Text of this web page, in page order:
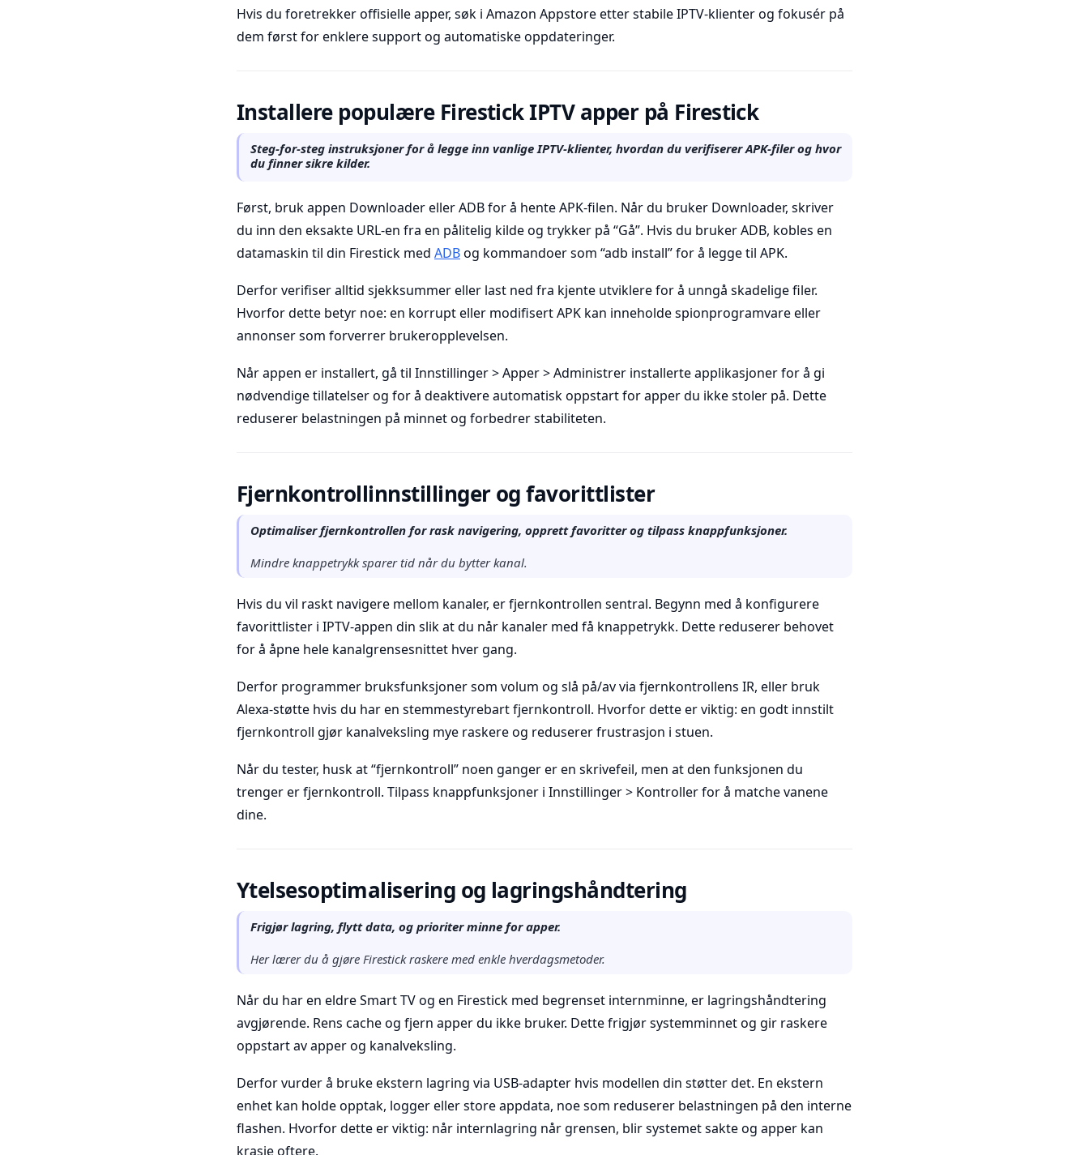
Hvis du foretrekker offisielle apper, søk i Amazon Appstore etter stabile IPTV-klienter og fokusér på
dem først for enklere support og automatiske oppdateringer.
Installere populære Firestick IPTV apper på Firestick
Steg-for-steg instruksjoner for å legge inn vanlige IPTV-klienter, hvordan du verifiserer APK-filer og hvor
du finner sikre kilder.
Først, bruk appen Downloader eller ADB for å hente APK-filen. Når du bruker Downloader, skriver
du inn den eksakte URL-en fra en pålitelig kilde og trykker på “Gå”. Hvis du bruker ADB, kobles en
datamaskin til din Firestick med ADBog kommandoer som “adb install” for å legge til APK.
Derfor verifiser alltid sjekksummer eller last ned fra kjente utviklere for å unngå skadelige filer.
Hvorfor dette betyr noe: en korrupt eller modifisert APK kan inneholde spionprogramvare eller
annonser som forverrer brukeropplevelsen.
Når appen er installert, gå til Innstillinger > Apper > Administrer installerte applikasjoner for å gi
nødvendige tillatelser og for å deaktivere automatisk oppstart for apper du ikke stoler på. Dette
reduserer belastningen på minnet og forbedrer stabiliteten.
Fjernkontrollinnstillinger og favorittlister
Optimaliser fjernkontrollen for rask navigering, opprett favoritter og tilpass knappfunksjoner.
Mindre knappetrykk sparer tid når du bytter kanal.
Hvis du vil raskt navigere mellom kanaler, er fjernkontrollen sentral. Begynn med å konfigurere
favorittlister i IPTV-appen din slik at du når kanaler med få knappetrykk. Dette reduserer behovet
for å åpne hele kanalgrensesnittet hver gang.
Derfor programmer bruksfunksjoner som volum og slå på/av via fjernkontrollens IR, eller bruk
Alexa-støtte hvis du har en stemmestyrebart fjernkontroll. Hvorfor dette er viktig: en godt innstilt
fjernkontroll gjør kanalveksling mye raskere og reduserer frustrasjon i stuen.
Når du tester, husk at “fjernkontroll” noen ganger er en skrivefeil, men at den funksjonen du
trenger er fjernkontroll. Tilpass knappfunksjoner i Innstillinger > Kontroller for å matche vanene
dine.
Ytelsesoptimalisering og lagringshåndtering
Frigjør lagring, flytt data, og prioriter minne for apper.
Her lærer du å gjøre Firestick raskere med enkle hverdagsmetoder.
Når du har en eldre Smart TV og en Firestick med begrenset internminne, er lagringshåndtering
avgjørende. Rens cache og fjern apper du ikke bruker. Dette frigjør systemminnet og gir raskere
oppstart av apper og kanalveksling.
Derfor vurder å bruke ekstern lagring via USB-adapter hvis modellen din støtter det. En ekstern
enhet kan holde opptak, logger eller store appdata, noe som reduserer belastningen på den interne
flashen. Hvorfor dette er viktig: når internlagring når grensen, blir systemet sakte og apper kan
krasje oftere.